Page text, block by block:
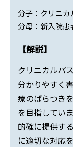
分子：クリニ
分母：新入院患
【解説】
クリニカルパ
分かりやすく
療のばらつき
を目指してい
的確に提供す
に適切な対応